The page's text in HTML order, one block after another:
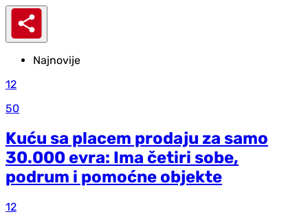
Najnovije
12
50
Kuću sa placem prodaju za samo
30.000 evra: Ima četiri sobe,
podrum i pomoćne objekte
12